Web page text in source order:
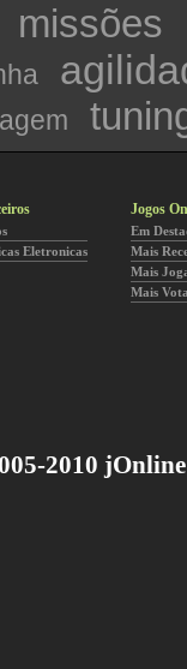
missões
Eletronicas
Jogos
Em
Mais
Mais
Mais
2010